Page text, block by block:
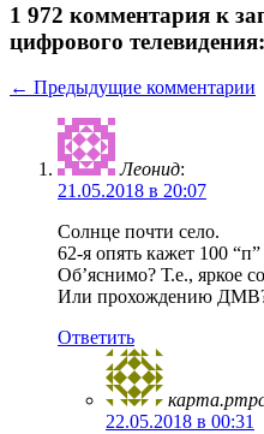
1 972 комментария к
цифрового
← Предыдущие комментарии
Леонид:
21.05.2018 в 20:07
Солнце почти село.
62-я опять кажет 100
Об’яснимо? Т.е., яркое
Или прохождению
Ответить
22.05.2018 в 00:31